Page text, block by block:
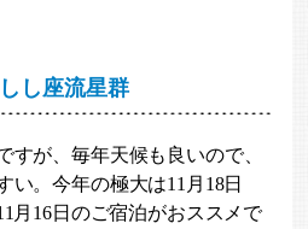
し座流星群
すが、毎年天候も良いので、
い。今年の極大は11月18日
月16日のご宿泊がおススメで